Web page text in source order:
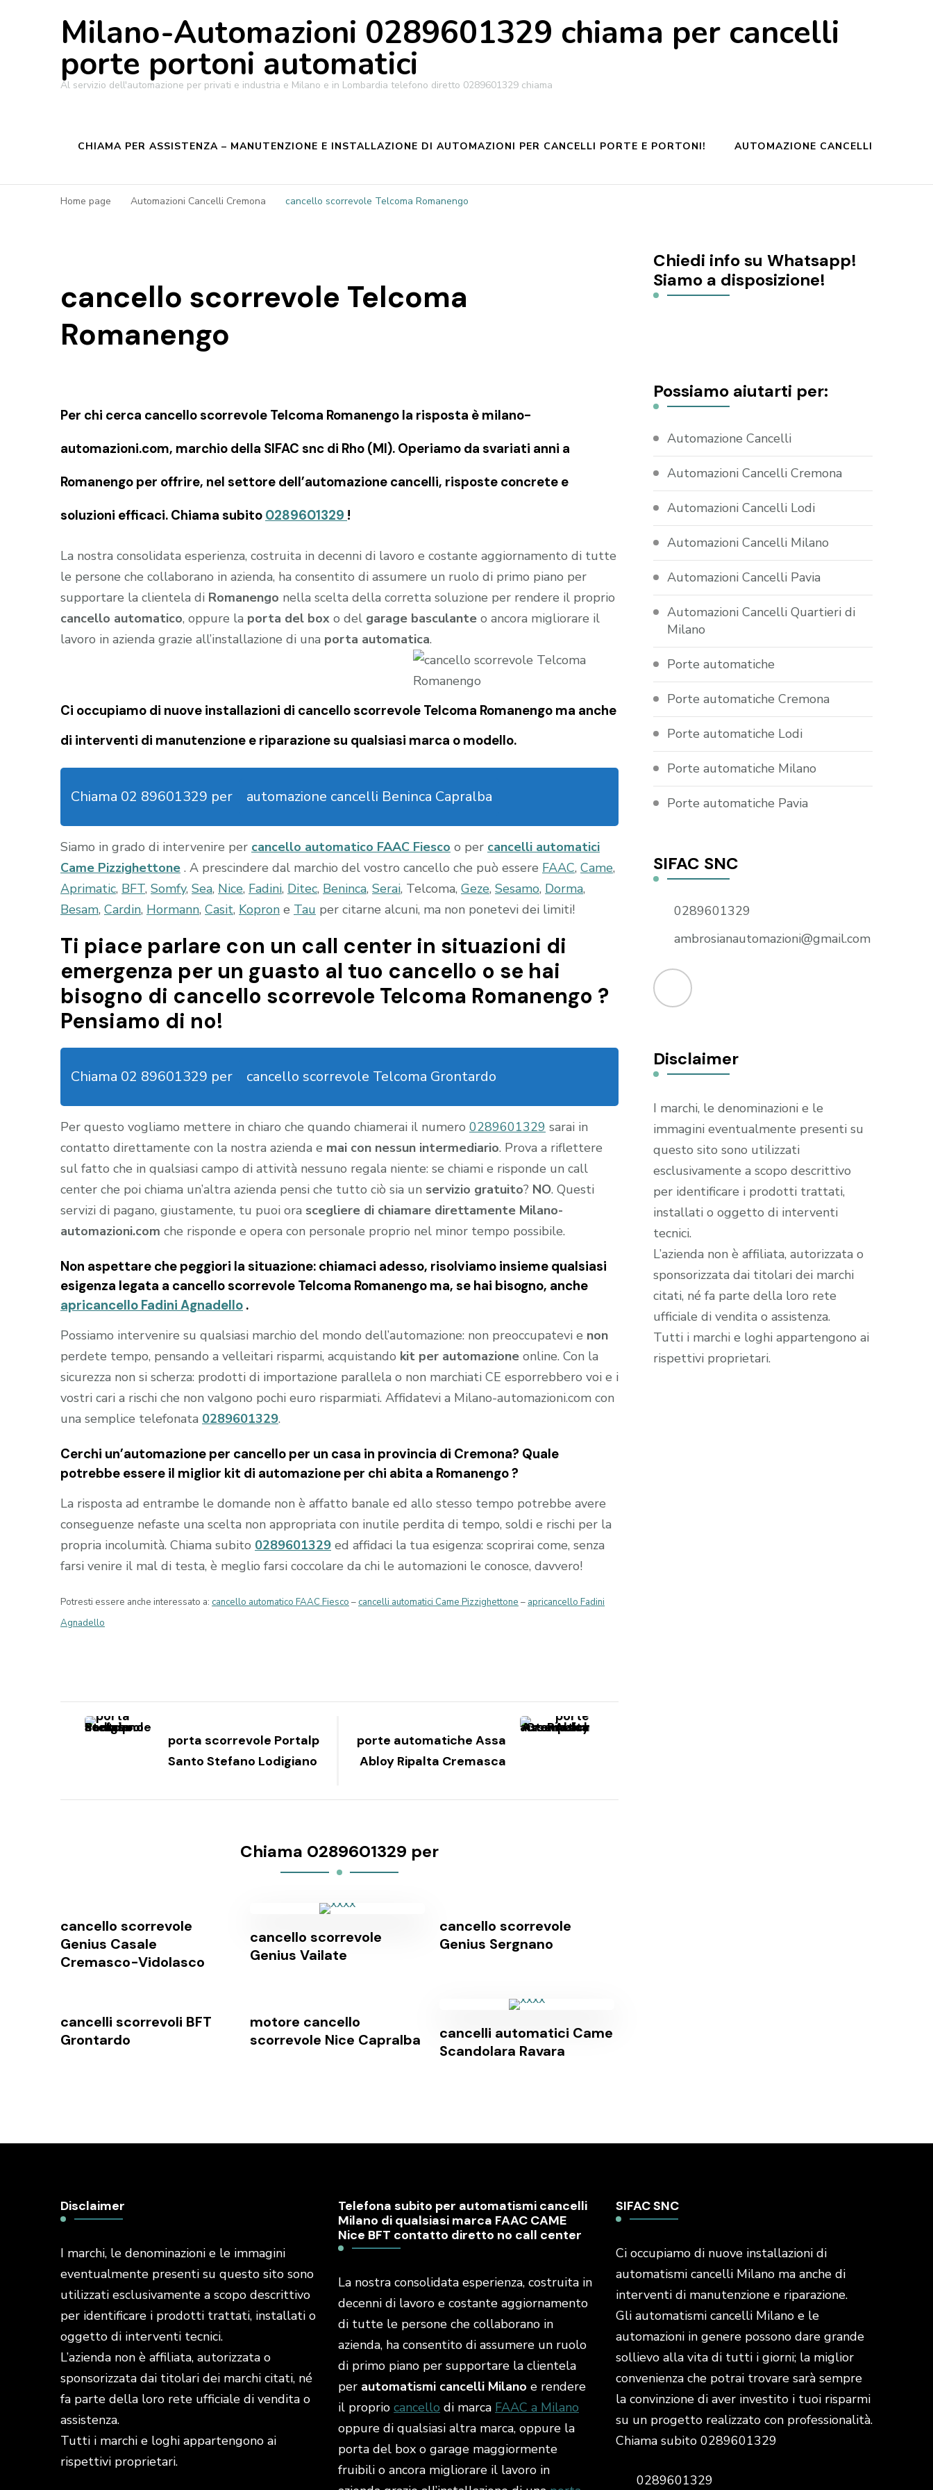
Milano-Automazioni 0289601329 chiama per cancelli
porte portoni automatici
Al servizio dell'automazione per privati e industria e Milano e in Lombardia telefono diretto 0289601329 chiama
CHIAMA PER ASSISTENZA – MANUTENZIONE E INSTALLAZIONE DI AUTOMAZIONI PER CANCELLI PORTE E PORTONI! AUTOMAZIONE CANCELLI
Home page Automazioni Cancelli Cremona cancello scorrevole Telcoma Romanengo
cancello scorrevole Telcoma
Romanengo
Per chi cerca cancello scorrevole Telcoma Romanengo la risposta è milano-
automazioni.com, marchio della SIFAC snc di Rho (MI). Operiamo da svariati anni a
Romanengo per offrire, nel settore dell’automazione cancelli, risposte concrete e
soluzioni efficaci. Chiama subito 0289601329 !
La nostra consolidata esperienza, costruita in decenni di lavoro e costante aggiornamento di tutte
le persone che collaborano in azienda, ha consentito di assumere un ruolo di primo piano per
supportare la clientela di Romanengo nella scelta della corretta soluzione per rendere il proprio
cancello automatico, oppure la porta del box o del garage basculante o ancora migliorare il
lavoro in azienda grazie all’installazione di una porta automatica.
Ci occupiamo di nuove installazioni di cancello scorrevole Telcoma Romanengo ma anche
di interventi di manutenzione e riparazione su qualsiasi marca o modello.
Chiama 02 89601329 per automazione cancelli Beninca Capralba
Siamo in grado di intervenire per cancello automatico FAAC Fiesco o per cancelli automatici
Came Pizzighettone . A prescindere dal marchio del vostro cancello che può essere FAAC, Came,
Aprimatic, BFT, Somfy, Sea, Nice, Fadini, Ditec, Beninca, Serai, Telcoma, Geze, Sesamo, Dorma,
Besam, Cardin, Hormann, Casit, Kopron e Tau per citarne alcuni, ma non ponetevi dei limiti!
Ti piace parlare con un call center in situazioni di
emergenza per un guasto al tuo cancello o se hai
bisogno di cancello scorrevole Telcoma Romanengo ?
Pensiamo di no!
Chiama 02 89601329 per cancello scorrevole Telcoma Grontardo
Per questo vogliamo mettere in chiaro che quando chiamerai il numero 0289601329 sarai in
contatto direttamente con la nostra azienda e mai con nessun intermediario. Prova a riflettere
sul fatto che in qualsiasi campo di attività nessuno regala niente: se chiami e risponde un call
center che poi chiama un’altra azienda pensi che tutto ciò sia un servizio gratuito? NO. Questi
servizi di pagano, giustamente, tu puoi ora scegliere di chiamare direttamente Milano-
automazioni.com che risponde e opera con personale proprio nel minor tempo possibile.
Non aspettare che peggiori la situazione: chiamaci adesso, risolviamo insieme qualsiasi
esigenza legata a cancello scorrevole Telcoma Romanengo ma, se hai bisogno, anche
apricancello Fadini Agnadello .
Possiamo intervenire su qualsiasi marchio del mondo dell’automazione: non preoccupatevi e non
perdete tempo, pensando a velleitari risparmi, acquistando kit per automazione online. Con la
sicurezza non si scherza: prodotti di importazione parallela o non marchiati CE esporrebbero voi e i
vostri cari a rischi che non valgono pochi euro risparmiati. Affidatevi a Milano-automazioni.com con
una semplice telefonata 0289601329.
Cerchi un’automazione per cancello per un casa in provincia di Cremona? Quale
potrebbe essere il miglior kit di automazione per chi abita a Romanengo?
La risposta ad entrambe le domande non è affatto banale ed allo stesso tempo potrebbe avere
conseguenze nefaste una scelta non appropriata con inutile perdita di tempo, soldi e rischi per la
propria incolumità. Chiama subito 0289601329 ed affidaci la tua esigenza: scoprirai come, senza
farsi venire il mal di testa, è meglio farsi coccolare da chi le automazioni le conosce, davvero!
Potresti essere anche interessato a: cancello automatico FAAC Fiesco –cancelli automatici Came Pizzighettone – apricancello Fadini
Agnadello
Navigazione
porta scorrevole Portalp
Santo Stefano Lodigiano
porte automatiche Assa
Abloy Ripalta Cremasca
Chiama 0289601329 per
cancello scorrevole
Genius Casale
Cremasco-Vidolasco
cancello scorrevole
Genius Vailate
cancello scorrevole
Genius Sergnano
cancelli scorrevoli BFT
Grontardo
motore cancello
scorrevole Nice Capralba
cancelli automatici Came
Scandolara Ravara
Chiedi info su Whatsapp!
Siamo a disposizione!
Possiamo aiutarti per:
Automazione Cancelli
Automazioni Cancelli Cremona
Automazioni Cancelli Lodi
Automazioni Cancelli Milano
Automazioni Cancelli Pavia
Automazioni Cancelli Quartieri di
Milano
Porte automatiche
Porte automatiche Cremona
Porte automatiche Lodi
Porte automatiche Milano
Porte automatiche Pavia
SIFAC SNC
0289601329
ambrosianautomazioni@gmail.com
Disclaimer
I marchi, le denominazioni e le
immagini eventualmente presenti su
questo sito sono utilizzati
esclusivamente a scopo descrittivo
per identificare i prodotti trattati,
installati o oggetto di interventi
tecnici.
L’azienda non è affiliata, autorizzata o
sponsorizzata dai titolari dei marchi
citati, né fa parte della loro rete
ufficiale di vendita o assistenza.
Tutti i marchi e loghi appartengono ai
rispettivi proprietari.
Disclaimer
I marchi, le denominazioni e le immagini
eventualmente presenti su questo sito sono
utilizzati esclusivamente a scopo descrittivo
per identificare i prodotti trattati, installati o
oggetto di interventi tecnici.
L’azienda non è affiliata, autorizzata o
sponsorizzata dai titolari dei marchi citati, né
fa parte della loro rete ufficiale di vendita o
assistenza.
Tutti i marchi e loghi appartengono ai
rispettivi proprietari.
Telefona subito per automatismi cancelli
Milano di qualsiasi marca FAAC CAME
Nice BFT contatto diretto no call center
La nostra consolidata esperienza, costruita in
decenni di lavoro e costante aggiornamento
di tutte le persone che collaborano in
azienda, ha consentito di assumere un ruolo
di primo piano per supportare la clientela
per automatismi cancelli Milano e rendere
il proprio cancello di marca FAAC a Milano
oppure di qualsiasi altra marca, oppure la
porta del box o garage maggiormente
fruibili o ancora migliorare il lavoro in
SIFAC SNC
Ci occupiamo di nuove installazioni di
automatismi cancelli Milano ma anche di
interventi di manutenzione e riparazione.
Gli automatismi cancelli Milano e le
automazioni in genere possono dare grande
sollievo alla vita di tutti i giorni; la miglior
convenienza che potrai trovare sarà sempre
la convinzione di aver investito i tuoi risparmi
su un progetto realizzato con professionalità.
Chiama subito 0289601329
0289601329